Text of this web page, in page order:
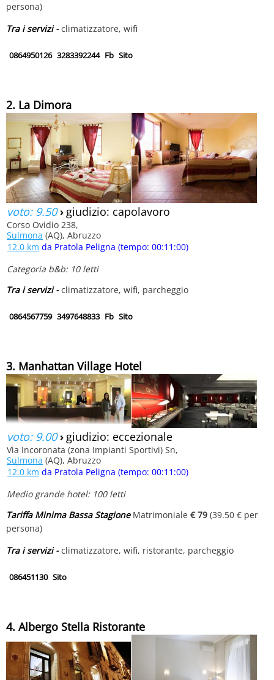
persona)
Tra i servizi -climatizzatore, wifi
0864950126 3283392244 Fb Sito
2. La Dimora
voto: 9.50› giudizio: capolavoro
Corso Ovidio 238,
Sulmona (AQ), Abruzzo
12.0 km da Pratola Peligna (tempo: 00:11:00)
Categoria b&b: 10 letti
Tra i servizi -climatizzatore, wifi, parcheggio
0864567759 3497648833 Fb Sito
3. Manhattan Village Hotel
voto: 9.00› giudizio: eccezionale
Via Incoronata (zona Impianti Sportivi) Sn,
Sulmona (AQ), Abruzzo
12.0 km da Pratola Peligna (tempo: 00:11:00)
Medio grande hotel: 100 letti
Tariffa Minima Bassa StagioneMatrimoniale € 79 (39.50 € per
persona)
Tra i servizi -climatizzatore, wifi, ristorante, parcheggio
086451130 Sito
4. Albergo Stella Ristorante